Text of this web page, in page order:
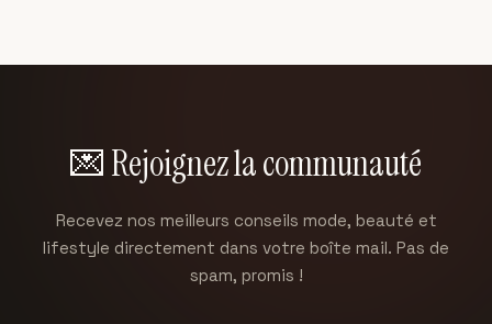
de
pourquoi
vous
vous y
mettre.
choisir les
chaque
projet
tout au
💌 Rejoignez la communauté
Recevez nos meilleurs conseils mode, beauté et
lifestyle directement dans votre boîte mail. Pas de
spam, promis !